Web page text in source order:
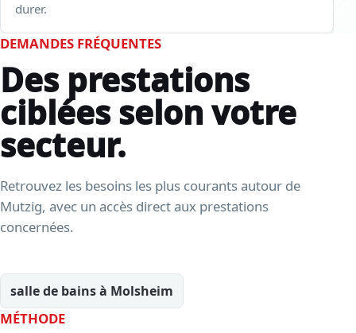
durer.
DEMANDES FRÉQUENTES
Des prestations
ciblées selon votre
secteur.
Retrouvez les besoins les plus courants autour de
Mutzig, avec un accès direct aux prestations
concernées.
salle de bains à Molsheim
MÉTHODE